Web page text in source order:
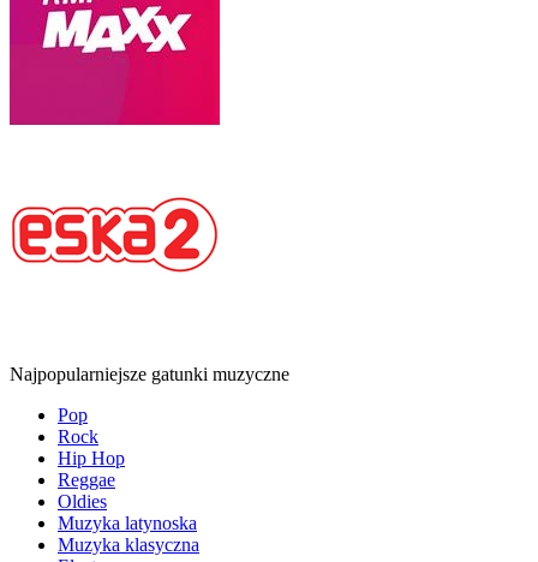
Najpopularniejsze gatunki muzyczne
Pop
Rock
Hip Hop
Reggae
Oldies
Muzyka latynoska
Muzyka klasyczna